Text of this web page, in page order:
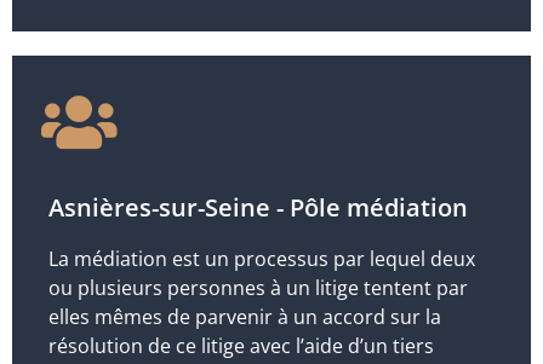
Asnières-sur-Seine - Pôle médiation
La médiation est un processus par lequel deux
ou plusieurs personnes à un litige tentent par
elles mêmes de parvenir à un accord sur la
résolution de ce litige avec l’aide d’un tiers